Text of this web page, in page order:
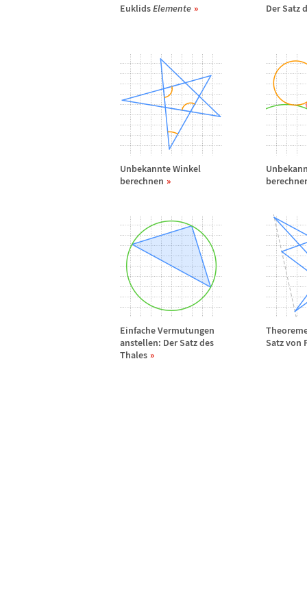
EuklidsElemente Der Satz
Unbekannte Winkel
berechnen
Einfache Vermutungen
anstellen: Der Satz des
Thales
Satz von